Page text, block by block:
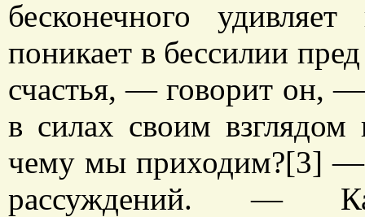
бесконечного
поникает в бессилии
счастья, — говорит он,
в силах своим
чему мы приходим?[3] —
рассуждений. —